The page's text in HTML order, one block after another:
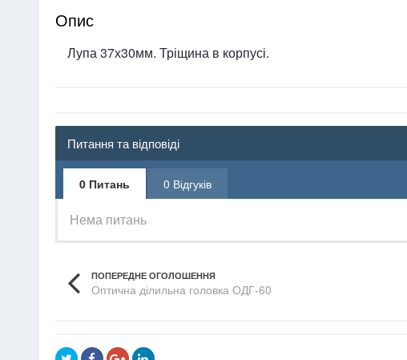
Опис
Лупа 37х30мм. Тріщина в корпусі.
Питання та відповіді
0 Питань 0 Відгуків
Нема питань
ПОПЕРЕДНЕ ОГОЛОШЕННЯ
Оптична ділильна головка ОДГ-60